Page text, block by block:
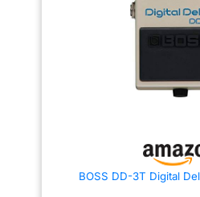
BOSS DD-3T Digital